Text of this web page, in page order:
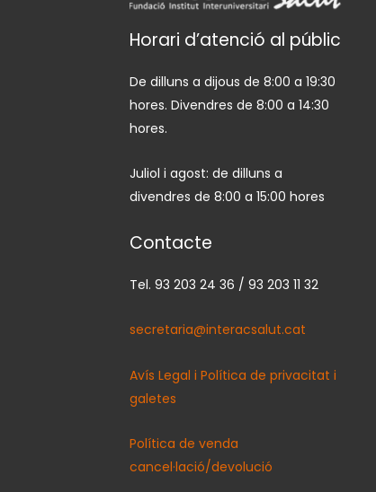
Horari d’atenció al públic
De dilluns a dijous de 8:00 a 19:30
hores. Divendres de 8:00 a 14:30
hores.
Juliol i agost: de dilluns a
divendres de 8:00 a 15:00 hores
Contacte
Tel. 93 203 24 36 / 93 203 11 32
secretaria@interacsalut.cat
Avís Legal i Política de privacitat i
galetes
Política de venda
cancel·lació/devolució